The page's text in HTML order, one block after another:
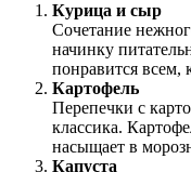
Курица и сыр
Сочетание
начинку
понравится
Картофель
Перепечки с
классика.
насыщает в
Капуста